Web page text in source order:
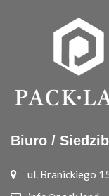
Biuro /
ul. Branickiego